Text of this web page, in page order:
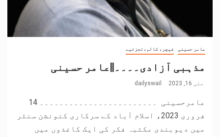
عامر حسینی فیچر، کالم،تجزئیے
مذہبی آزادی۔۔۔۔||عامر حسینی
مئی 16, 2023 dailyswail
عامرحسینی ۔۔۔۔۔۔۔۔۔۔۔۔۔۔۔۔۔۔۔۔۔۔۔۔ 14
فروری 2023، اسلام آباد کے سرکاری کنونشن سنٹر
میں دیوبندی مکتبہ فکر کی ایک کاغذوں میں